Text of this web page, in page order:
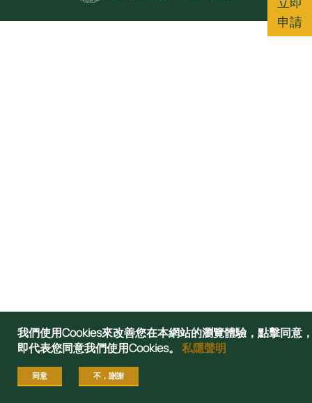
申請
我們使用Cookies來改善您在本網站的瀏覽體驗，點擊同意
即代表您同意我們使用Cookies。私隱聲明
同意 不，謝謝